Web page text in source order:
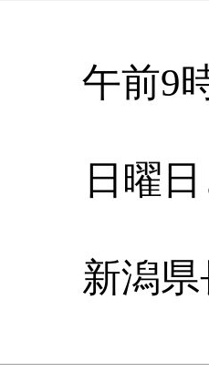
前9時
曜日
県長岡